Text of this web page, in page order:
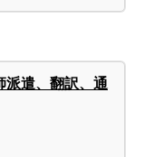
派遣、翻訳、通